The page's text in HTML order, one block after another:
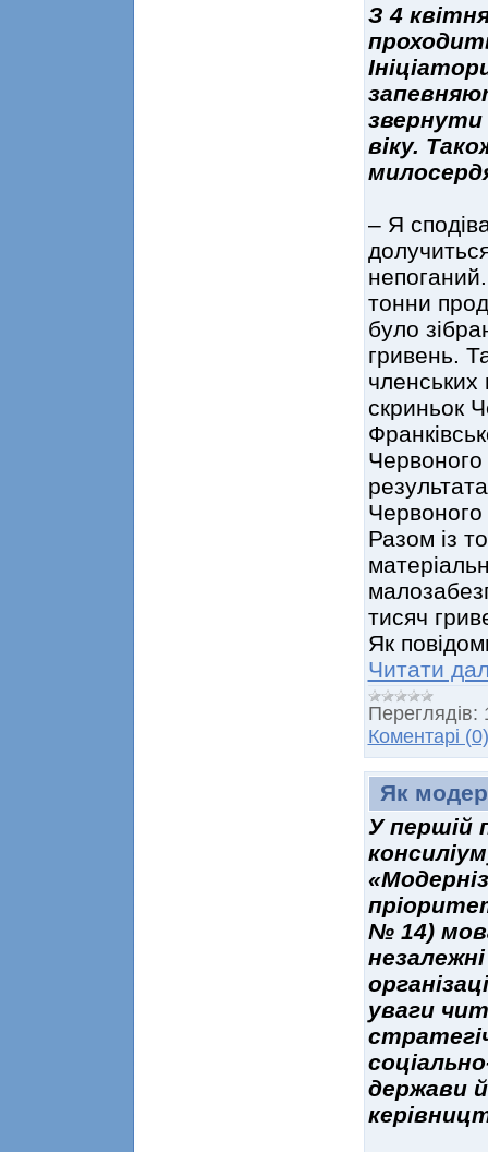
З 4
звернути
віку.
– Я
тонни
було
гривень.
членських
скриньок
Разом із
тисяч
Як
Читати
Переглядів:
Коментарі (0)
Як
У першій
№ 14)
уваги
держави